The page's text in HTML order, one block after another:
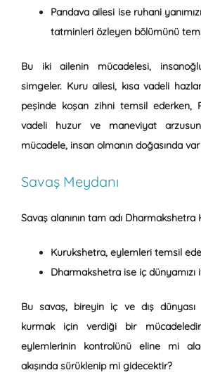
Pandava ailesi ise ruhani
tatminleri özleyen bölümünü
Bu iki ailenin mücadelesi,
simgeler. Kuru ailesi, kısa vadeli
peşinde koşan zihni temsil ederken,
vadeli huzur ve maneviyat
mücadele, insan olmanın doğasında
Savaş Meydanı
Savaş alanının tam adı Dharmakshetra
Kurukshetra, eylemleri temsil
Dharmakshetra ise iç dünyamızı
Bu savaş, bireyin iç ve dış dünyası
kurmak için verdiği bir
eylemlerinin kontrolünü eline mi
akışında sürüklenip mi gidecektir?